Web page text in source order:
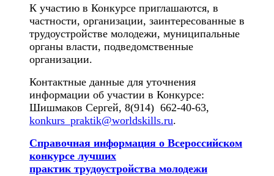
К участию в Конкурсе приглашаются, в
частности, организации, заинтересованные в
трудоустройстве молодежи, муниципальные
органы власти, подведомственные
организации.
Контактные данные для уточнения
информации об участии в Конкурсе:
Шишмаков Сергей, 8(914) 662-40-63,
konkurs_praktik@worldskills.ru.
Справочная информация о Всероссийском
конкурсе лучших
практик трудоустройства молодежи